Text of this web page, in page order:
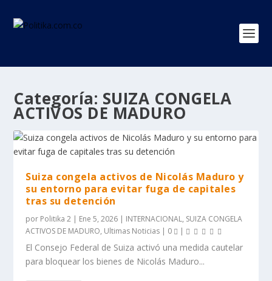
Categoría: SUIZA CONGELA
ACTIVOS DE MADURO
Suiza congela activos de Nicolás Maduro y
su entorno para evitar fuga de capitales
tras su detención
por Politika 2 | Ene 5, 2026 | INTERNACIONAL, SUIZA CONGELA
ACTIVOS DE MADURO, Ultimas Noticias | 0 |
El Consejo Federal de Suiza activó una medida cautelar
para bloquear los bienes de Nicolás Maduro...